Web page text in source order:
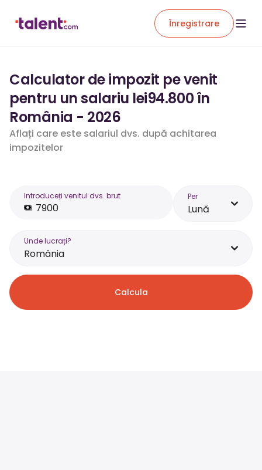
Înregistrare
Calculator de impozit pe venit
pentru un salariu lei94.800 în
România - 2026
Aflați care este salariul dvs. după achitarea
impozitelor
Introduceți venitul dvs. brut Per
Lună
Unde lucrați?
România
Calcula